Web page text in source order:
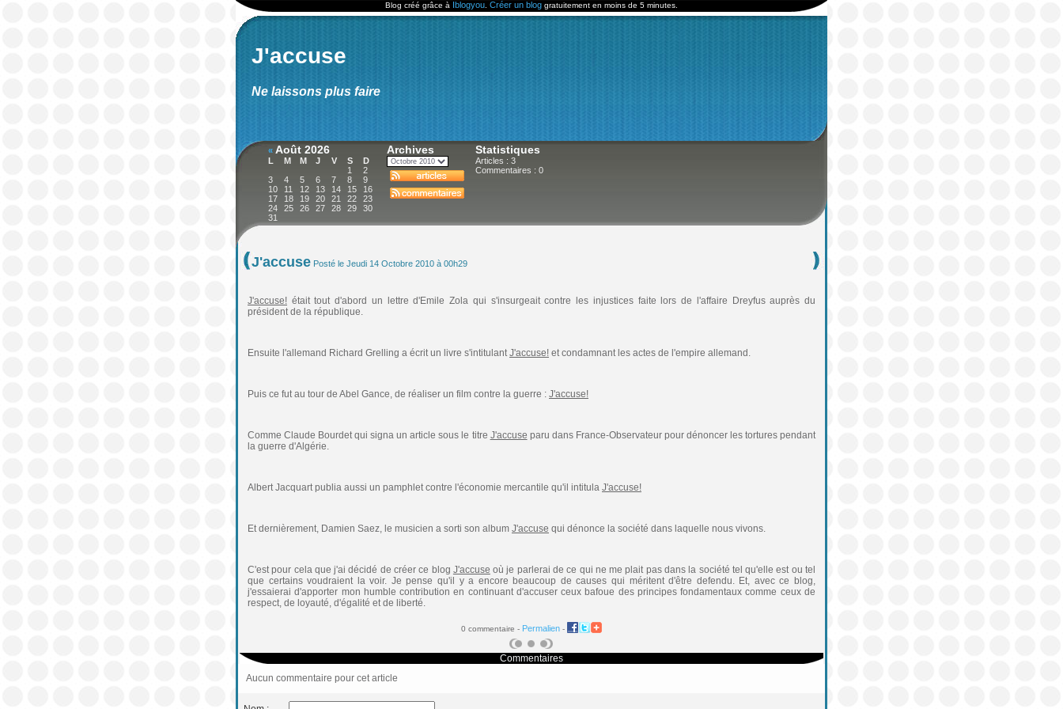
Blog créé grâce à Iblogyou Créer un blog gratuitement en moins de 5 minutes.
J'accuse
Ne laissons plus faire
« Août 2026
L M M J V S
D
1
2
3
4 5 6 7 8
9
10
11 12 13 14 15
16
17
18 19 20 21 22
23
24
25 26 27 28 29
30
31
Archives Statistiques
Articles : 3
Commentaires : 0
J'accuse Posté le Jeudi 14 Octobre 2010 à 00h29
J'accuse! était tout d'abord un lettre d'Emile Zola qui s'insurgeait contre les injustices faite lors de l'affaire Dreyfus auprès du
président de la république.
Ensuite l'allemand Richard Grelling a écrit un livre s'intitulantJ'accuse! et condamnant les actes de l'empire allemand.
Puis ce fut au tour de Abel Gance, de réaliser un film contre la guerre : J'accuse!
Comme Claude Bourdet qui signa un article sous le titre J'accuse paru dans France-Observateur pour dénoncer les tortures pendant
la guerre d'Algérie.
Albert Jacquart publia aussi un pamphlet contre l'économie mercantile qu'il intitula J'accuse!
Et dernièrement, Damien Saez, le musicien a sorti son album J'accuse qui dénonce la société dans laquelle nous vivons.
C'est pour cela que j'ai décidé de créer ce blog J'accuse où je parlerai de ce qui ne me plait pas dans la société tel qu'elle est ou tel
que certains voudraient la voir. Je pense qu'il y a encore beaucoup de causes qui méritent d'être defendu. Et, avec ce blog,
j'essaierai d'apporter mon humble contribution en continuant d'accuser ceux bafoue des principes fondamentaux comme ceux de
respect, de loyauté, d'égalité et de liberté.
0 commentaire - Permalien -
Commentaires
Aucun commentaire pour cet article